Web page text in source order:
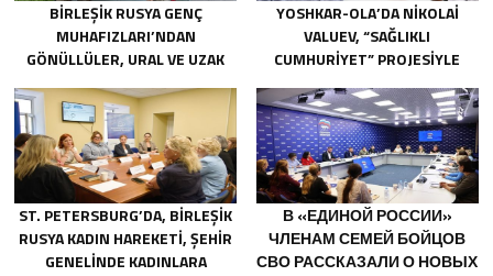
BIRLEŞIK RUSYA GENÇ
MUHAFIZLARI’NDAN
GÖNÜLLÜLER, URAL VE UZAK
SONUÇLARINI ORTADAN
KALDIRMAYA YARDIMCI OLUYOR
YOSHKAR-OLA’DA NIKOLAI
VALUEV, “SAĞLIKLI
CUMHURIYET” PROJESIYLE
ST. PETERSBURG’DA, BIRLEŞIK
RUSYA KADIN HAREKETI, ŞEHIR
GENELINDE KADINLARA
В «ЕДИНОЙ РОССИИ»
ЧЛЕНАМ СЕМЕЙ БОЙЦОВ
СВО РАССКАЗАЛИ О НОВЫХ